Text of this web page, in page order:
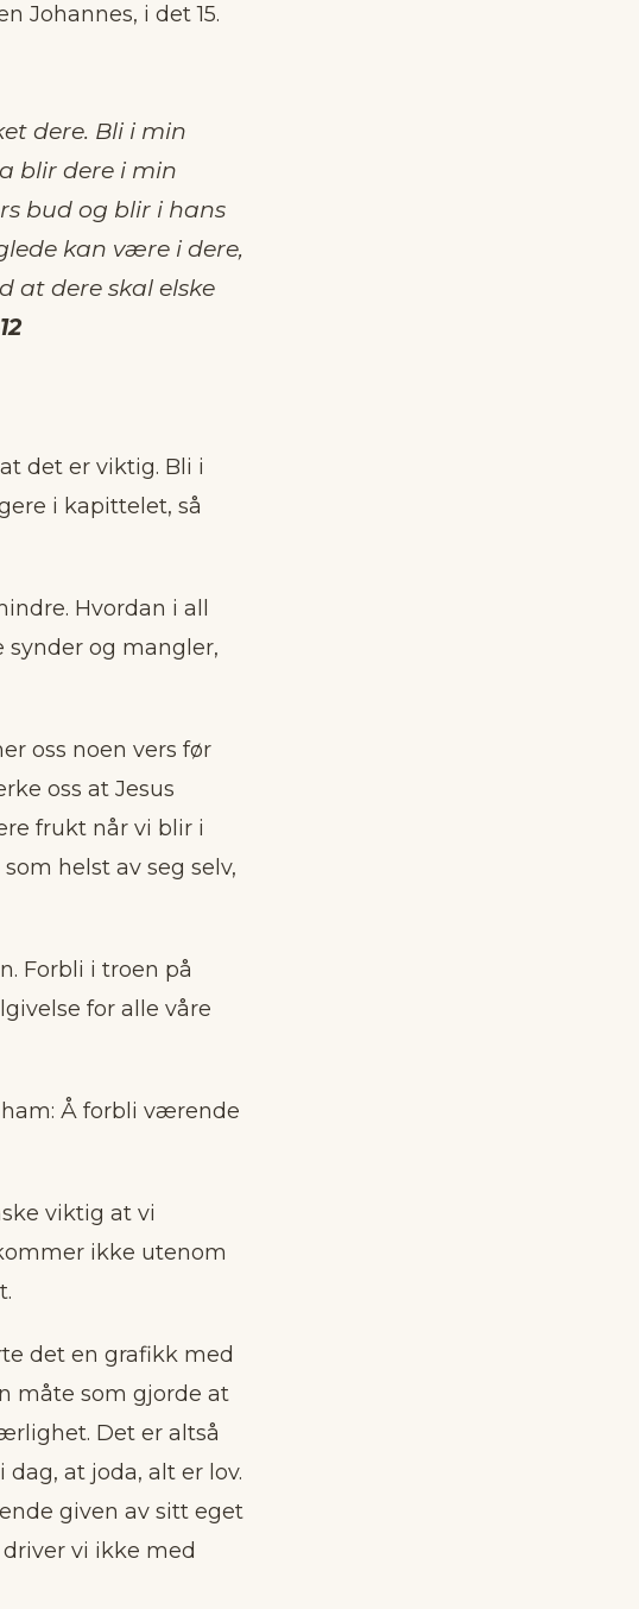
Johannes, i det 15.
dere. Bli i min
blir dere i min
bud og blir i hans
kan være i dere,
at dere skal elske
det er viktig. Bli i
i kapittelet, så
Hvordan i all
synder og mangler,
oss noen vers før
oss at Jesus
frukt når vi blir i
helst av seg selv,
Forbli i troen på
for alle våre
Å forbli værende
viktig at vi
ikke utenom
det en grafikk med
måte som gjorde at
Det er altså
at joda, alt er lov.
given av sitt eget
vi ikke med